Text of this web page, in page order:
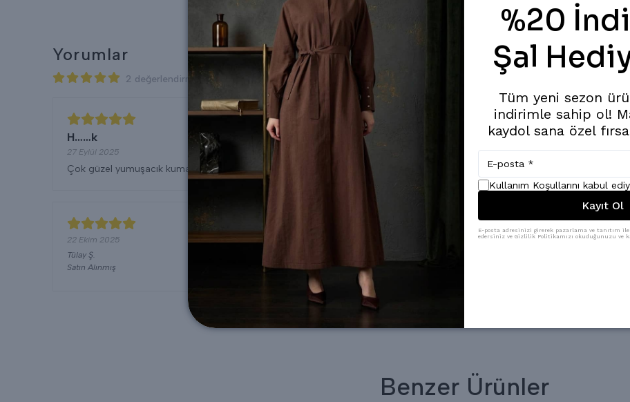
Yorumlar
2 değerlendirmeye göre
H……k
27 Eylül 2025
Çok güzel yumuşacık kumaşı s-m beden aldım alacaklar için salaş bir ürün
22 Ekim 2025
Tülay Ş.
Satın Alınmış
Benzer Ürünler
%20
Şal
Tüm yeni sezon
indirimle sahip ol!
kaydol sana özel
Kullanım Koşullarını kabul
Kayıt Ol
E-posta adresinizi girerek pazarlama ve tanıtım
edersiniz ve Gizlilik Politikamızı okuduğunuzu ve